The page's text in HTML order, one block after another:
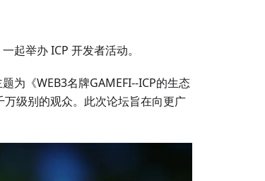
起举办 ICP 开发者活动。
为《WEB3名牌GAMEFI--ICP的生态
级别的观众。此次论坛旨在向更广